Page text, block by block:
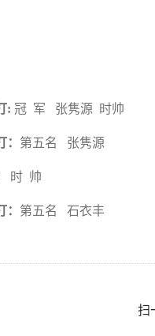
: 冠 军 张隽源 时帅
第五名 张隽源
帅
第五名 石衣丰
扫